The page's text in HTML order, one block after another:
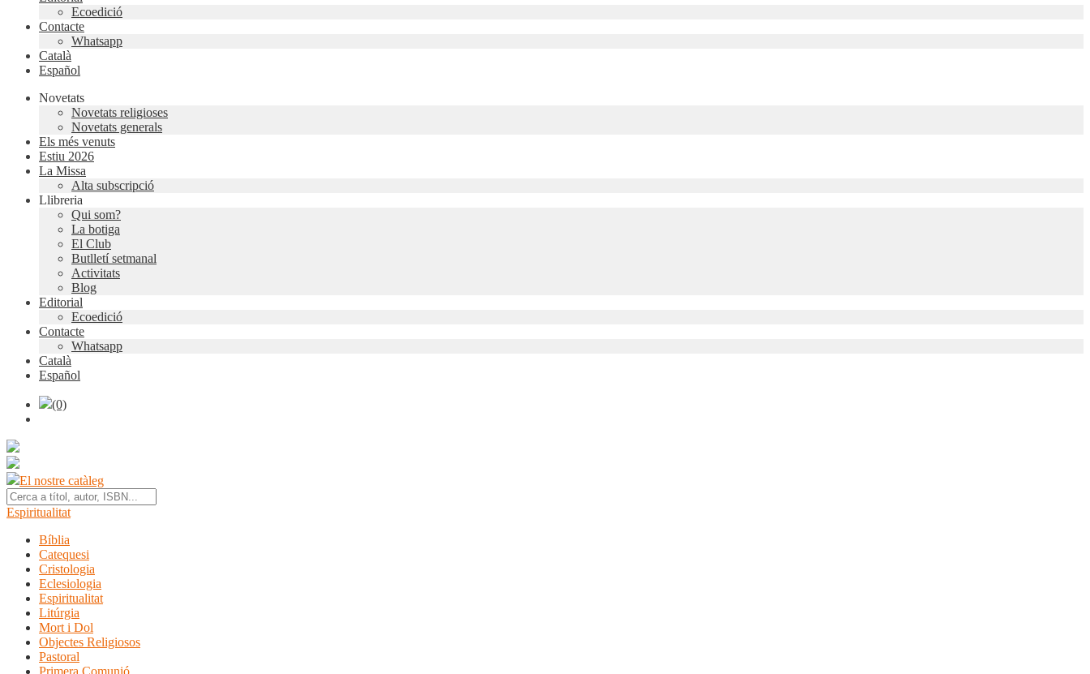
Ecoedició
Contacte
Whatsapp
Català
Español
Novetats
Novetats religioses
Novetats generals
Els més venuts
Estiu 2026
La Missa
Alta subscripció
Llibreria
Qui som?
La botiga
El Club
Butlletí setmanal
Activitats
Blog
Editorial
Ecoedició
Contacte
Whatsapp
Català
Español
(0)
El nostre catàleg
Espiritualitat
Bíblia
Catequesi
Cristologia
Eclesiologia
Espiritualitat
Litúrgia
Mort i Dol
Objectes Religiosos
Pastoral
Primera Comunió